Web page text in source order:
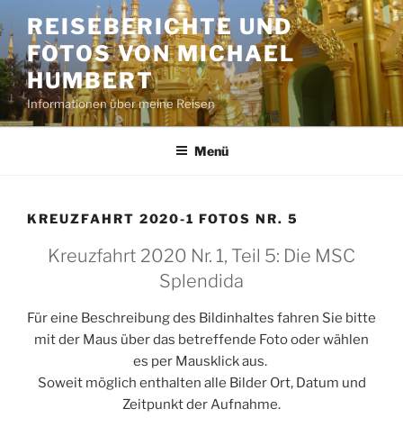
Inhalt
springen
REISEBERICHTE UND
FOTOS VON MICHAEL
HUMBERT
Informationen über meine Reisen
Menü
KREUZFAHRT 2020-1 FOTOS NR. 5
Kreuzfahrt 2020 Nr. 1, Teil 5: Die MSC
Splendida
Für eine Beschreibung des Bildinhaltes fahren Sie bitte
mit der Maus über das betreffende Foto oder wählen
es per Mausklick aus.
Soweit möglich enthalten alle Bilder Ort, Datum und
Zeitpunkt der Aufnahme.